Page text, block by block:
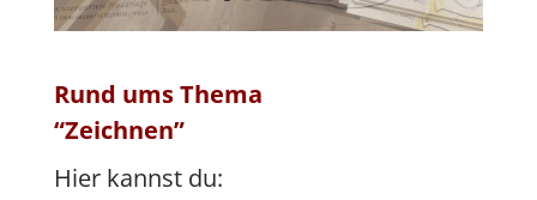
Rund ums Thema
“Zeichnen”Zeichnen?
Hier kannst du: